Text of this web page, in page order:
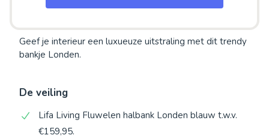
Geef je interieur een luxueuze uitstraling met dit trendy
bankje Londen.
De veiling
Lifa Living Fluwelen halbank Londen blauw t.w.v.
€159,95.